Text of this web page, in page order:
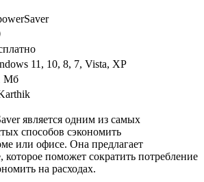
11, 10, 8, 7, Vista, XP
Мб
является одним из самых
способов сэкономить
или офисе. Она предлагает
поможет сократить потребление
на расходах.